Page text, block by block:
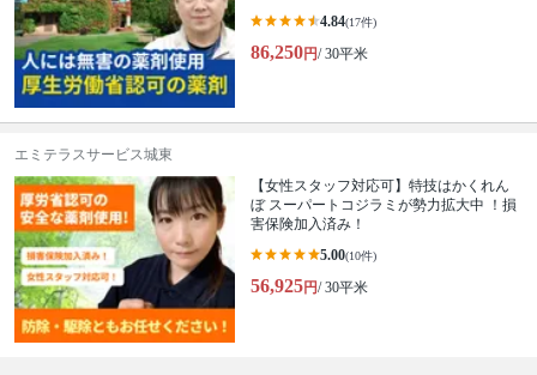
4.84(17件)
86,250円/ 30平米
エミテラスサービス城東
【女性スタッフ対応可】特技はかくれん
ぼ スーパートコジラミが勢力拡大中 ！損
害保険加入済み！
5.00(10件)
56,925円/ 30平米